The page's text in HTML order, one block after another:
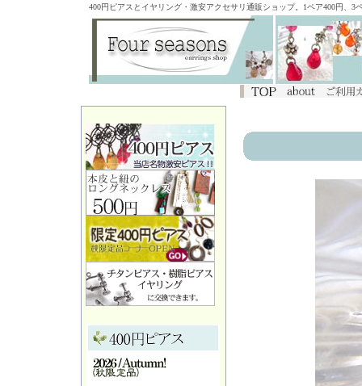
400円ピアスとイヤリング・激安アクセサリ通販ショップ。1ペア400円、